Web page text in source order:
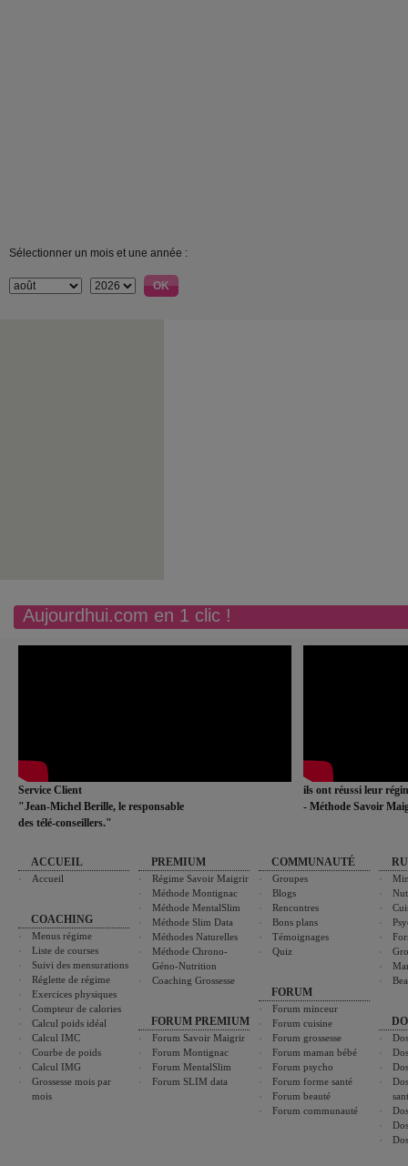
Sélectionner un mois et une année :
Aujourdhui.com en 1 clic !
Service Client
"Jean-Michel Berille, le responsable
des télé-conseillers."
ils ont réussi leur
- Méthode Savoir
ACCUEIL
Accueil
COACHING
Menus régime
Liste de courses
Suivi des mensurations
Réglette de régime
Exercices physiques
Compteur de calories
Calcul poids idéal
Calcul IMC
Courbe de poids
Calcul IMG
Grossesse mois par
mois
PREMIUM
Régime Savoir Maigrir
Méthode Montignac
Méthode MentalSlim
Méthode Slim Data
Méthodes Naturelles
Méthode Chrono-
Géno-Nutrition
Coaching Grossesse
FORUM PREMIUM
Forum Savoir Maigrir
Forum Montignac
Forum MentalSlim
Forum SLIM data
COMMUNAUTÉ
Groupes
Blogs
Rencontres
Bons plans
Témoignages
Quiz
FORUM
Forum minceur
Forum cuisine
Forum grossesse
Forum maman bébé
Forum psycho
Forum forme santé
Forum beauté
Forum communauté